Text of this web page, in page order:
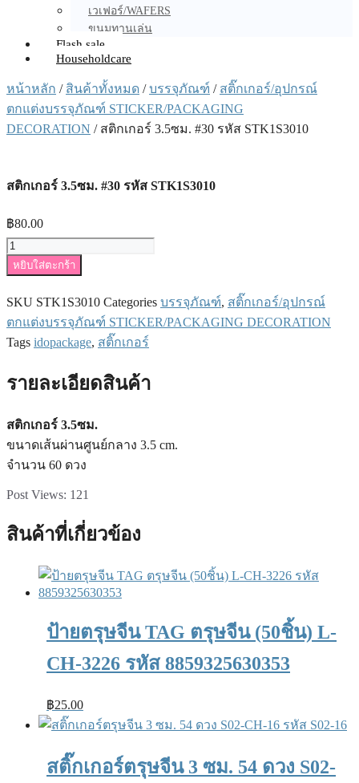
เวเฟอร์/WAFERS
ขนมทานเล่น
Flash sale
Householdcare
หน้าหลัก / สินค้าทั้งหมด /บรรจุภัณฑ์ / สติ๊กเกอร์/อุปกรณ์
ตกแต่งบรรจุภัณฑ์ STICKER/PACKAGING
DECORATION / สติกเกอร์ 3.5ซม. #30 รหัส STK1S3010
สติกเกอร์ 3.5ซม. #30 รหัส STK1S3010
฿80.00
จำนวน
สติ
เกอร์
3.5ซม.
#30
STK1S3010
หยิบใส่ตะกร้า
SKU STK1S3010 Categories บรรจุภัณฑ์, สติ๊กเกอร์/อุปกรณ์
ตกแต่งบรรจุภัณฑ์ STICKER/PACKAGING DECORATION
Tags idopackage, สติ๊กเกอร์
รายละเอียดสินค้า
สติกเกอร์ 3.5ซม.
ขนาดเส้นผ่านศูนย์กลาง 3.5 cm.
จำนวน 60 ดวง
Post Views: 121
สินค้าที่เกี่ยวข้อง
ป้ายตรุษจีน TAG ตรุษจีน (50ชิ้น) L-
CH-3226 รหัส 8859325630353
฿25.00
สติ๊กเกอร์ตรุษจีน 3 ซม. 54 ดวง S02-